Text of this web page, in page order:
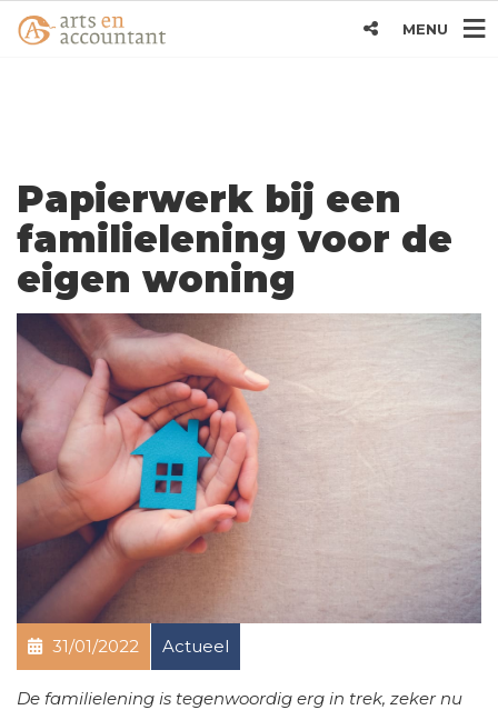
MENU
Papierwerk bij een
familielening voor de
eigen woning
31/01/2022 Actueel
De familielening is tegenwoordig erg in trek, zeker nu